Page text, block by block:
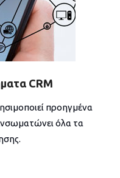
CRM
προηγμένα
όλα τα